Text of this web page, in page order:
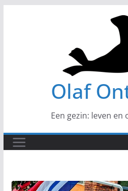
Olaf
Een gezin: leven en